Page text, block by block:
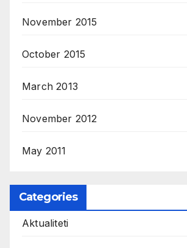
November 2015
October 2015
March 2013
November 2012
May 2011
Categories
Aktualiteti